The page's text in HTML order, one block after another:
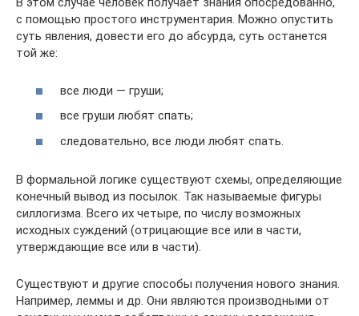
с помощью простого инструментария. Можно опустить
суть явления, довести его до абсурда, суть останется
той же:
все люди — груши;
все груши любят спать;
следовательно, все люди любят спать.
В формальной логике существуют схемы, определяющие
конечный вывод из посылок. Так называемые фигуры
силлогизма. Всего их четыре, по числу возможных
исходных суждений (отрицающие все или в части,
утверждающие все или в части).
Существуют и другие способы получения нового знания.
Например, леммы и др. Они являются производными от